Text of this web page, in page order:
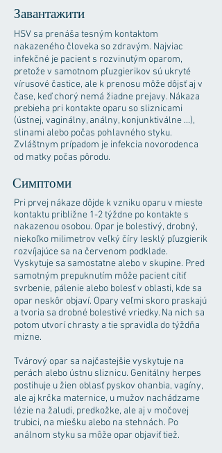
Завантажити
HSV sa prenáša tesným kontaktom
nakazeného človeka so zdravým. Najviac
infekčné je pacient s rozvinutým oparom,
pretože v samotnom pľuzgierikov sú ukryté
vírusové častice, ale k prenosu môže dôjsť aj v
čase, keď chorý nemá žiadne prejavy. Nákaza
prebieha pri kontakte oparu so sliznicami
(ústnej, vaginálny, análny, konjunktiválne ...),
slinami alebo počas pohlavného styku.
Zvláštnym prípadom je infekcia novorodenca
od matky počas pôrodu.
Симптоми
Pri prvej nákaze dôjde k vzniku oparu v mieste
kontaktu približne 1-2 týždne po kontakte s
nakazenou osobou. Opar je bolestivý, drobný,
niekoľko milimetrov veľký číry lesklý pľuzgierik
rozvíjajúce sa na červenom podklade.
Vyskytuje sa samostatne alebo v skupine. Pred
samotným prepuknutím môže pacient cítiť
svrbenie, pálenie alebo bolesť v oblasti, kde sa
opar neskôr objaví. Opary veľmi skoro praskajú
a tvoria sa drobné bolestivé vriedky. Na nich sa
potom utvorí chrasty a tie spravidla do týždňa
mizne.
Tvárový opar sa najčastejšie vyskytuje na
perách alebo ústnu sliznicu. Genitálny herpes
postihuje u žien oblasť pyskov ohanbia, vagíny,
ale aj krčka maternice, u mužov nachádzame
lézie na žaludi, predkožke, ale aj v močovej
trubici, na miešku alebo na stehnách. Po
análnom styku sa môže opar objaviť tiež.